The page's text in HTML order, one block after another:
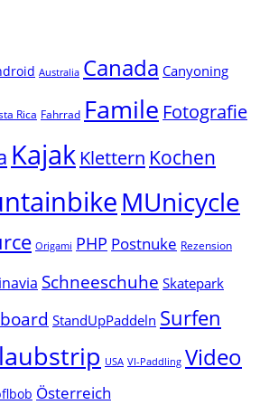
Australia Canada Canyoning
Rica Fahrrad Famile Fotografie
Kajak Klettern Kochen
MUnicycle
Origami PHP Postnuke Rezension
Schneeschuhe Skatepark
StandUpPaddeln Surfen
USA VI-Paddling Video
Österreich